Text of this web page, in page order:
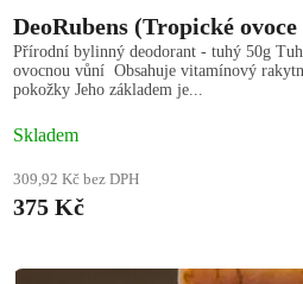
DeoRubens (Tropické
Přírodní bylinný deodorant - tuhý 50g
ovocnou vůní Obsahuje vitamínový
pokožky Jeho základem je...
Skladem
309,92 Kč bez DPH
375 Kč